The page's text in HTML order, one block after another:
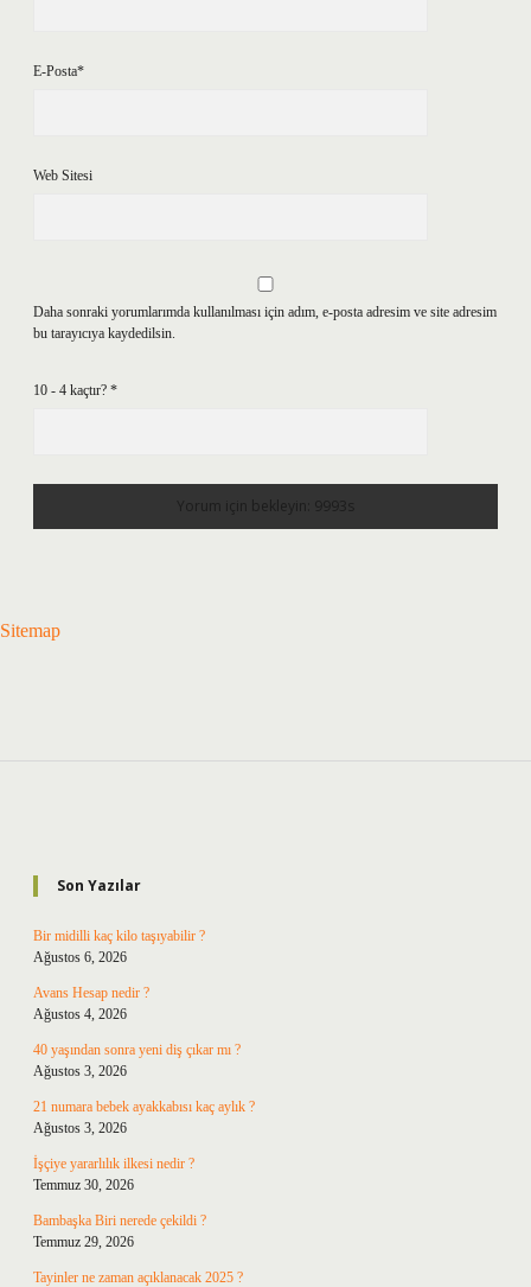
E-Posta*
Web Sitesi
Daha sonraki yorumlarımda kullanılması için adım, e-posta adresim ve site adresim
bu tarayıcıya kaydedilsin.
10 - 4 kaçtır? *
Sitemap
Son Yazılar
Bir midilli kaç kilo taşıyabilir ?
Ağustos 6, 2026
Avans Hesap nedir ?
Ağustos 4, 2026
40 yaşından sonra yeni diş çıkar mı ?
Ağustos 3, 2026
21 numara bebek ayakkabısı kaç aylık ?
Ağustos 3, 2026
İşçiye yararlılık ilkesi nedir ?
Temmuz 30, 2026
Bambaşka Biri nerede çekildi ?
Temmuz 29, 2026
Tayinler ne zaman açıklanacak 2025 ?